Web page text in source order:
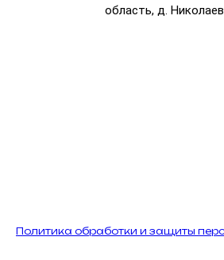
область, д.
Политика обработки и защиты